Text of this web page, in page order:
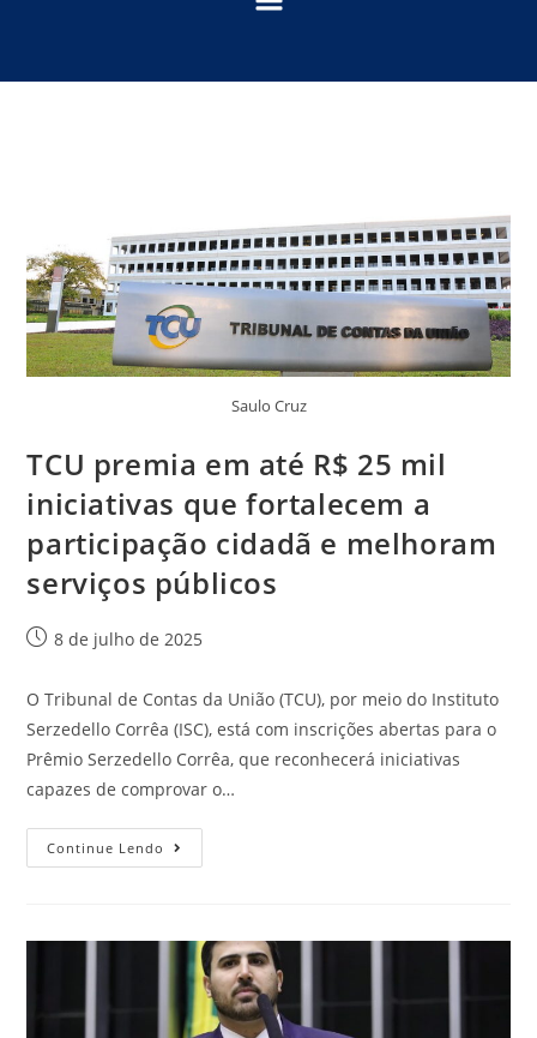
Saulo Cruz
TCU premia em até R$ 25 mil
iniciativas que fortalecem a
participação cidadã e melhoram
serviços públicos
8 de julho de 2025
O Tribunal de Contas da União (TCU), por meio do Instituto
Serzedello Corrêa (ISC), está com inscrições abertas para o
Prêmio Serzedello Corrêa, que reconhecerá iniciativas
capazes de comprovar o…
Continue Lendo